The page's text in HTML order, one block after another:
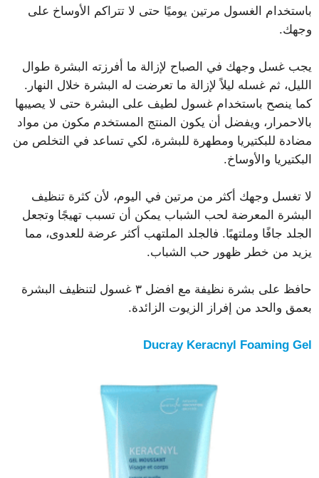
باستخدام الغسول مرتين يوميًا حتى لا تتراكم الأوساخ على
وجهك.
يجب غسل وجهك في الصباح لإزالة ما أفرزته البشرة طوال
الليل، ثم غسله ليلاً لإزالة ما تعرضت له البشرة خلال النهار.
كما ينصح باستخدام غسول لطيف على البشرة حتى لا يصيبها
بالاحمرار، ويفضل أن يكون المنتج المستخدم مكون من مواد
مضادة للبكتيريا ومطهرة للبشرة، لكي تساعد في التخلص من
البكتيريا والأوساخ.
لا تغسل وجهك أكثر من مرتين في اليوم، لأن كثرة تنظيف
البشرة المعرضة لحب الشباب يمكن أن تسبب تهيجًا وتجعل
الجلد جافًا وملتهبًا. فالجلد الملتهب أكثر عرضة للعدوى، مما
يزيد من خطر ظهور حب الشباب.
حافظ على بشرة نظيفة مع افضل ٣ غسول لتنظيف البشرة
بعمق والحد من إفراز الزيوت الزائدة.
Ducray Keracnyl Foaming Gel